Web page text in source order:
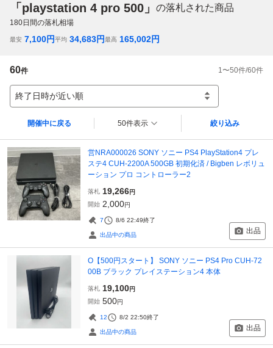
「playstation 4 pro 500」 の落札された商品
180日間の落札相場
最安 7,100円平均 34,683円最高 165,002円
60件 1 〜50件/60件
終了日時が近い順
開催中に戻る 50件表示 絞り込み
営NRA000026 SONY ソニー PS4 PlayStation4 プレ
ステ4 CUH-2200A 500GB 初期化済 / Bigben レボリュ
ーション プロ コントローラー2
落札 19,266円
開始 2,000円
7 8/6 22:49終了
出品中の商品 出品
O【500円スタート】 SONY ソニー PS4 Pro CUH-72
00B ブラック プレイステーション4 本体
落札 19,100円
開始 500円
12 8/2 22:50終了
出品中の商品 出品